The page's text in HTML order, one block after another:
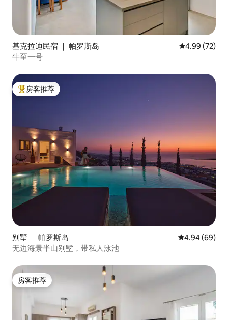
基克拉迪民宿 ｜ 帕罗斯岛 平均评分
4.99 (72)
牛至一号
热门「房客推荐」
房客推荐
别墅 ｜ 帕罗斯岛 平均评分 4.94
4.94 (69)
无边海景半山别墅，带私人泳池
房客推荐
房客推荐